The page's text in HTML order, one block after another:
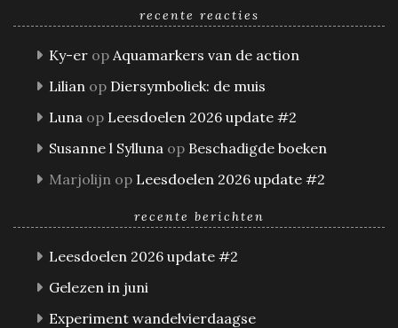
recente reacties
Ky-er op Aquamarkers van de action
Lilian op Diersymboliek: de muis
Luna op Leesdoelen 2026 update #2
Susanne l Sylluna op Beschadigde boeken
Marjolijn op Leesdoelen 2026 update #2
recente berichten
Leesdoelen 2026 update #2
Gelezen in juni
Experiment wandelvierdaagse